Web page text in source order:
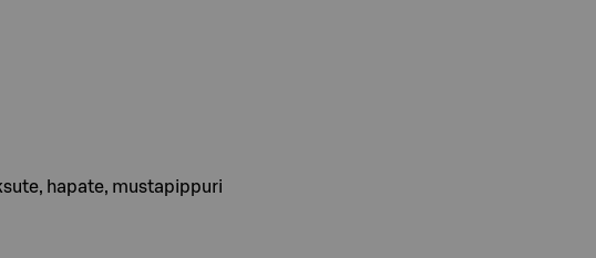
hapate, mustapippuri